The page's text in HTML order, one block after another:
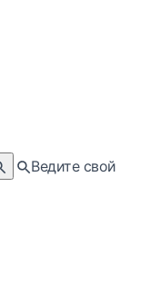
Ведите свой